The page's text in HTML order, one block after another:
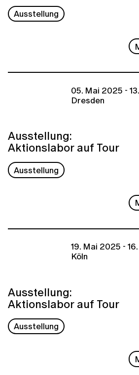
Ausstellung
05. Mai 2025 -
Dresden
Ausstellung:
Aktionslabor auf Tour
Ausstellung
19. Mai 2025 -
Köln
Ausstellung:
Aktionslabor auf Tour
Ausstellung